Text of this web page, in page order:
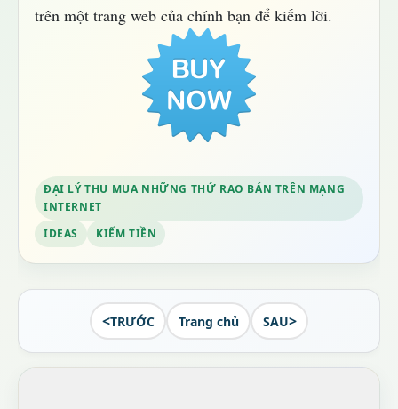
trên một trang web của chính bạn để kiếm lời.
ĐẠI LÝ THU MUA NHỮNG THỨ RAO BÁN TRÊN MẠNG
INTERNET
IDEAS
KIẾM TIỀN
<TRƯỚC Trang chủ SAU>